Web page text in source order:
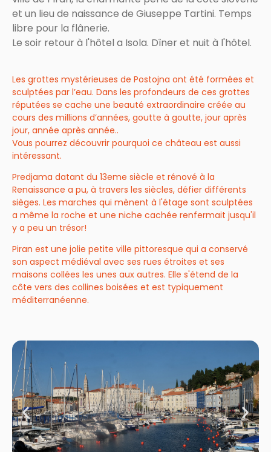
et un lieu de naissance de Giuseppe Tartini. Temps
libre pour la flânerie.
Le soir retour à l'hôtel a Isola. Dîner et nuit à l'hôtel.
Les grottes mystérieuses de Postojna ont été formées et
sculptées par l’eau. Dans les profondeurs de ces grottes
réputées se cache une beauté extraordinaire créée au
cours des millions d’années, goutte à goutte, jour après
jour, année après année..
Vous pourrez découvrir pourquoi ce château est aussi
intéressant.
Predjama datant du 13eme siècle et rénové à la
Renaissance a pu, à travers les siècles, défier différents
sièges. Les marches qui mènent à l'étage sont sculptées
a même la roche et une niche cachée renfermait jusqu'il
y a peu un trésor!
Piran est une jolie petite ville pittoresque qui a conservé
son aspect médiéval avec ses rues étroites et ses
maisons collées les unes aux autres. Elle s'étend de la
côte vers des collines boisées et est typiquement
méditerranéenne.